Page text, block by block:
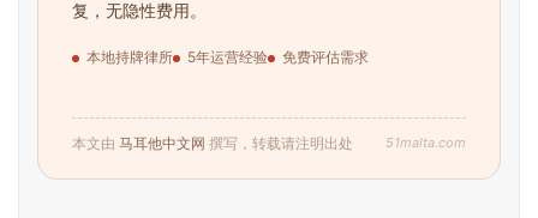
复，无隐性费用。
本地持牌律所 5年运营经验 免费评估需求
本文由 马耳他中文网 撰写，转载请注明出处 51malta.com